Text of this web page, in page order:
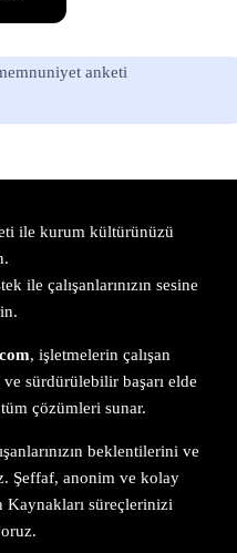
ile kurum kültürünüzü
ile çalışanlarınızın sesine
, işletmelerin çalışan
sürdürülebilir başarı elde
çözümleri sunar.
beklentilerini ve
Şeffaf, anonim ve kolay
süreçlerinizi